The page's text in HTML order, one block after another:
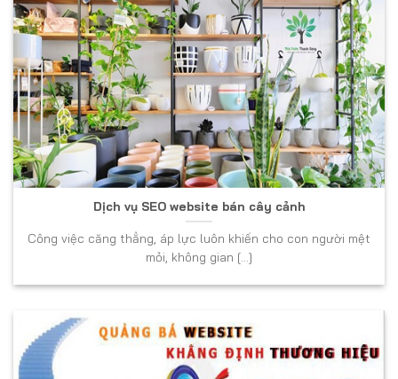
Dịch vụ SEO website bán cây cảnh
Công việc căng thẳng, áp lực luôn khiến cho con người mệt
mỏi, không gian [...]